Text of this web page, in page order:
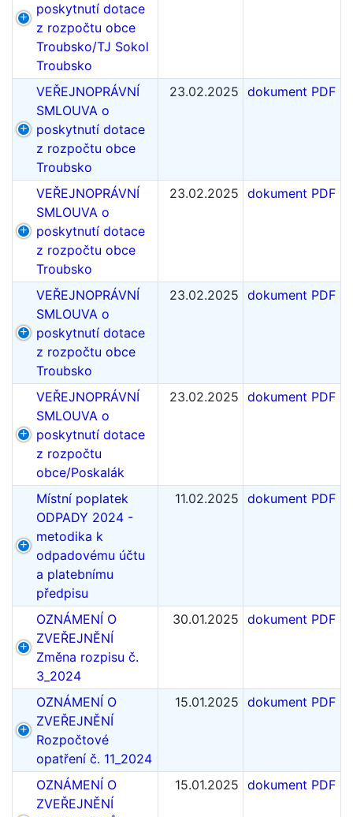
poskytnutí dotace
z rozpočtu obce
Troubsko/TJ Sokol
Troubsko
VEŘEJNOPRÁVNÍ
SMLOUVA o
poskytnutí dotace
z rozpočtu obce
Troubsko
23.02.2025 dokument PDF
VEŘEJNOPRÁVNÍ
SMLOUVA o
poskytnutí dotace
z rozpočtu obce
Troubsko
23.02.2025 dokument PDF
VEŘEJNOPRÁVNÍ
SMLOUVA o
poskytnutí dotace
z rozpočtu obce
Troubsko
23.02.2025 dokument PDF
VEŘEJNOPRÁVNÍ
SMLOUVA o
poskytnutí dotace
z rozpočtu
obce/Poskalák
23.02.2025 dokument PDF
Místní poplatek
ODPADY 2024 -
metodika k
odpadovému účtu
a platebnímu
předpisu
11.02.2025 dokument PDF
OZNÁMENÍ O
ZVEŘEJNĚNÍ
Změna rozpisu č.
3_2024
30.01.2025 dokument PDF
OZNÁMENÍ O
ZVEŘEJNĚNÍ
Rozpočtové
opatření č. 11_2024
15.01.2025 dokument PDF
OZNÁMENÍ O
ZVEŘEJNĚNÍ
15.01.2025 dokument PDF